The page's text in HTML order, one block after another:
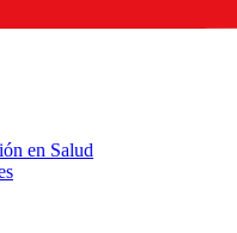
en Salud